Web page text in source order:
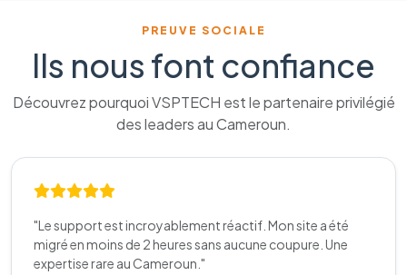
PREUVE SOCIALE
Ils nous font confiance
Découvrez pourquoi VSPTECH est le partenaire privilégié
des leaders au Cameroun.
"Le support est incroyablement réactif. Mon site a été
migré en moins de 2 heures sans aucune coupure. Une
expertise rare au Cameroun."